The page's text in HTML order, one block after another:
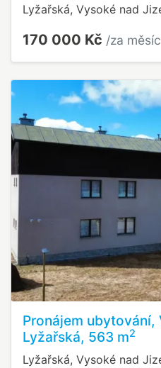
Lyžařská, Vysoké nad
170 000 Kč /za měsíc
Pronájem ubytování,
Lyžařská, 563 m2
Lyžařská, Vysoké nad